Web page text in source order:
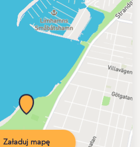
Załaduj mapę